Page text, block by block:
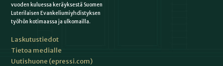
vuoden kuluessa keräyksestä Suomen
Luterilaisen Evankeliumiyhdistyksen
työhön kotimaassa ja ulkomailla.
Laskutustiedot
Tietoa medialle
Uutishuone (epressi.com)